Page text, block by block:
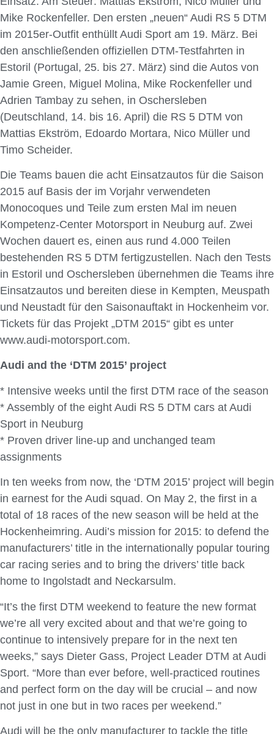
Mike Rockenfeller. Den ersten „neuen“ Audi RS 5 DTM
im 2015er-Outfit enthüllt Audi Sport am 19. März. Bei
den anschließenden offiziellen DTM-Testfahrten in
Estoril (Portugal, 25. bis 27. März) sind die Autos von
Jamie Green, Miguel Molina, Mike Rockenfeller und
Adrien Tambay zu sehen, in Oschersleben
(Deutschland, 14. bis 16. April) die RS 5 DTM von
Mattias Ekström, Edoardo Mortara, Nico Müller und
Timo Scheider.
Die Teams bauen die acht Einsatzautos für die Saison
2015 auf Basis der im Vorjahr verwendeten
Monocoques und Teile zum ersten Mal im neuen
Kompetenz-Center Motorsport in Neuburg auf. Zwei
Wochen dauert es, einen aus rund 4.000 Teilen
bestehenden RS 5 DTM fertigzustellen. Nach den Tests
in Estoril und Oschersleben übernehmen die Teams ihre
Einsatzautos und bereiten diese in Kempten, Meuspath
und Neustadt für den Saisonauftakt in Hockenheim vor.
Tickets für das Projekt „DTM 2015“ gibt es unter
www.audi-motorsport.com.
Audi and the ‘DTM 2015’ project
* Intensive weeks until the first DTM race of the season
* Assembly of the eight Audi RS 5 DTM cars at Audi
Sport in Neuburg
* Proven driver line-up and unchanged team
assignments
In ten weeks from now, the ‘DTM 2015’ project will begin
in earnest for the Audi squad. On May 2, the first in a
total of 18 races of the new season will be held at the
Hockenheimring. Audi’s mission for 2015: to defend the
manufacturers’ title in the internationally popular touring
car racing series and to bring the drivers’ title back
home to Ingolstadt and Neckarsulm.
“It’s the first DTM weekend to feature the new format
we’re all very excited about and that we’re going to
continue to intensively prepare for in the next ten
weeks,” says Dieter Gass, Project Leader DTM at Audi
Sport. “More than ever before, well-practiced routines
and perfect form on the day will be crucial – and now
not just in one but in two races per weekend.”
Audi will be the only manufacturer to tackle the title